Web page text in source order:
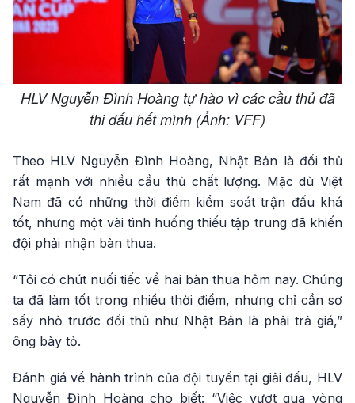
HLV Nguyễn Đình Hoàng tự hào vì các cầu thủ đã
thi đấu hết mình (Ảnh: VFF)​​​​
Theo HLV Nguyễn Đình Hoàng, Nhật Bản là đối thủ
rất mạnh với nhiều cầu thủ chất lượng. Mặc dù Việt
Nam đã có những thời điểm kiểm soát trận đấu khá
tốt, nhưng một vài tình huống thiếu tập trung đã khiến
đội phải nhận bàn thua.
“Tôi có chút nuối tiếc về hai bàn thua hôm nay. Chúng
ta đã làm tốt trong nhiều thời điểm, nhưng chỉ cần sơ
sẩy nhỏ trước đối thủ như Nhật Bản là phải trả giá,”
ông bày tỏ.
Đánh giá về hành trình của đội tuyển tại giải đấu, HLV
Nguyễn Đình Hoàng cho biết: “Việc vượt qua vòng